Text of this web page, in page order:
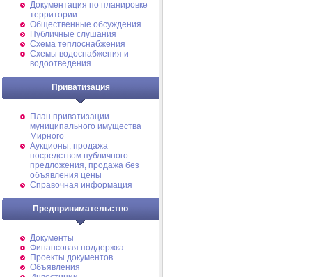
Документация по планировке
территории
Общественные обсуждения
Публичные слушания
Схема теплоснабжения
Схемы водоснабжения и
водоотведения
Приватизация
План приватизации
муниципального имущества
Мирного
Аукционы, продажа
посредством публичного
предложения, продажа без
объявления цены
Справочная информация
Предпринимательство
Документы
Финансовая поддержка
Проекты документов
Объявления